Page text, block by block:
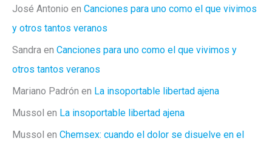
José Antonio en Canciones para uno como el que vivimos
y otros tantos veranos
Sandra en Canciones para uno como el que vivimos y
otros tantos veranos
Mariano Padrón en La insoportable libertad ajena
Mussol en La insoportable libertad ajena
Mussol en Chemsex: cuando el dolor se disuelve en el